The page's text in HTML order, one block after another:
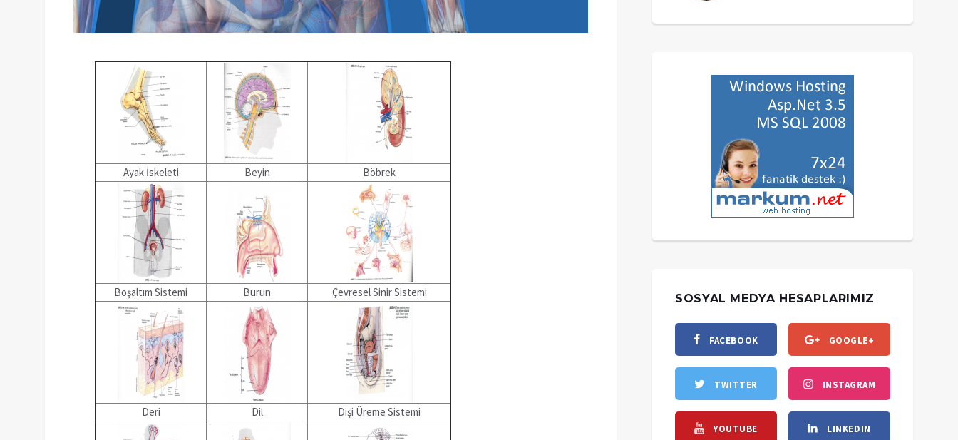
Ayak İskeleti Beyin Böbrek
Boşaltım Sistemi Burun Çevresel Sinir Sistemi
Deri Dil Dişi Üreme Sistemi
SOSYAL MEDYA HESAPLARIMIZ
FACEBOOK
TWITTER
YOUTUBE
GOOGLE+
INSTAGRAM
LINKEDIN